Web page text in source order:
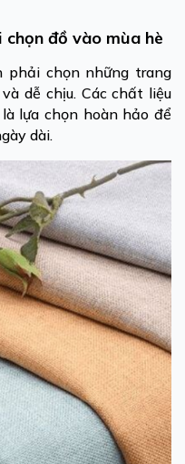
đồ vào mùa hè
phải chọn những trang
dễ chịu. Các chất liệu
lựa chọn hoàn hảo để
dài.